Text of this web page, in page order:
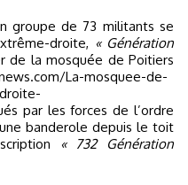
droite, « Génération
de la mosquée de Poitiers
La-mosquee-de-
par les forces de l’ordre
banderole depuis le toit
« 732 Génération